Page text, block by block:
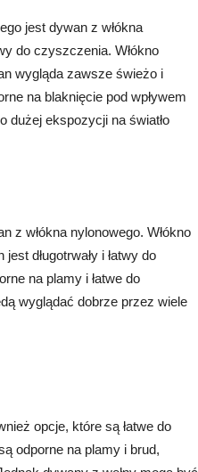
jest dywan z włókna
do czyszczenia. Włókno
wygląda zawsze świeżo i
na blaknięcie pod wpływem
dużej ekspozycji na światło
z włókna nylonowego. Włókno
długotrwały i łatwy do
na plamy i łatwe do
wyglądać dobrze przez wiele
opcje, które są łatwe do
odporne na plamy i brud,